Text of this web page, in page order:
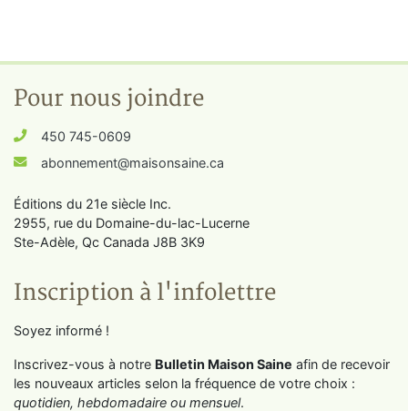
Pour nous joindre
450 745-0609
abonnement@maisonsaine.ca
Éditions du 21e siècle Inc.
2955, rue du Domaine-du-lac-Lucerne
Ste-Adèle, Qc Canada J8B 3K9
Inscription à l'infolettre
Soyez informé !
Inscrivez-vous à notre Bulletin Maison Saine afin de recevoir
les nouveaux articles selon la fréquence de votre choix :
quotidien, hebdomadaire ou mensuel.